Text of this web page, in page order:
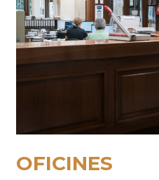
OFICINES